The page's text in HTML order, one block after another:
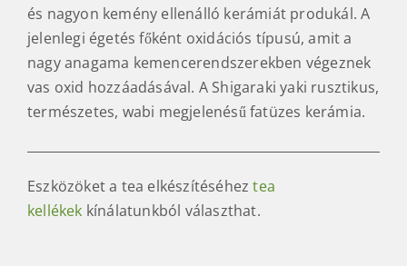
és nagyon kemény ellenálló kerámiát produkál. A
jelenlegi égetés főként oxidációs típusú, amit a
nagy anagama kemencerendszerekben végeznek
vas oxid hozzáadásával. A Shigaraki yaki rusztikus,
természetes, wabi megjelenésű fatüzes kerámia.
Eszközöket a tea elkészítéséhez tea
kellékek kínálatunkból választhat.